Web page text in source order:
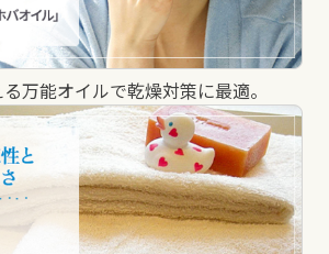
万能オイルで乾燥対策に最適。